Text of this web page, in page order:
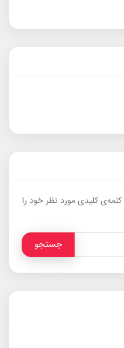
کلیدی مورد نظر خود را
جستجو